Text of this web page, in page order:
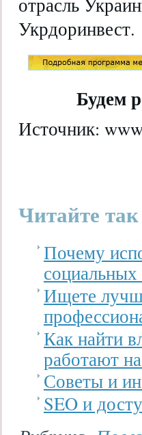
Укрдоринвест.
Будем
Источник:
Читайте
Почему
Ищете
Как найти
работают
Советы и
SEO и